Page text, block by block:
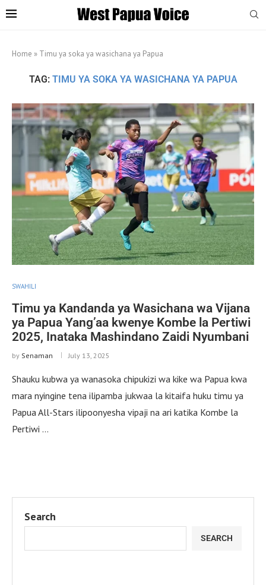
Home » Timu ya soka ya wasichana ya Papua
TAG: TIMU YA SOKA YA WASICHANA YA PAPUA
SWAHILI
Timu ya Kandanda ya Wasichana wa Vijana
ya Papua Yang’aa kwenye Kombe la Pertiwi
2025, Inataka Mashindano Zaidi Nyumbani
by Senaman July 13, 2025
Shauku kubwa ya wanasoka chipukizi wa kike wa Papua kwa
mara nyingine tena ilipamba jukwaa la kitaifa huku timu ya
Papua All-Stars ilipoonyesha vipaji na ari katika Kombe la
Pertiwi …
Search
SEARCH